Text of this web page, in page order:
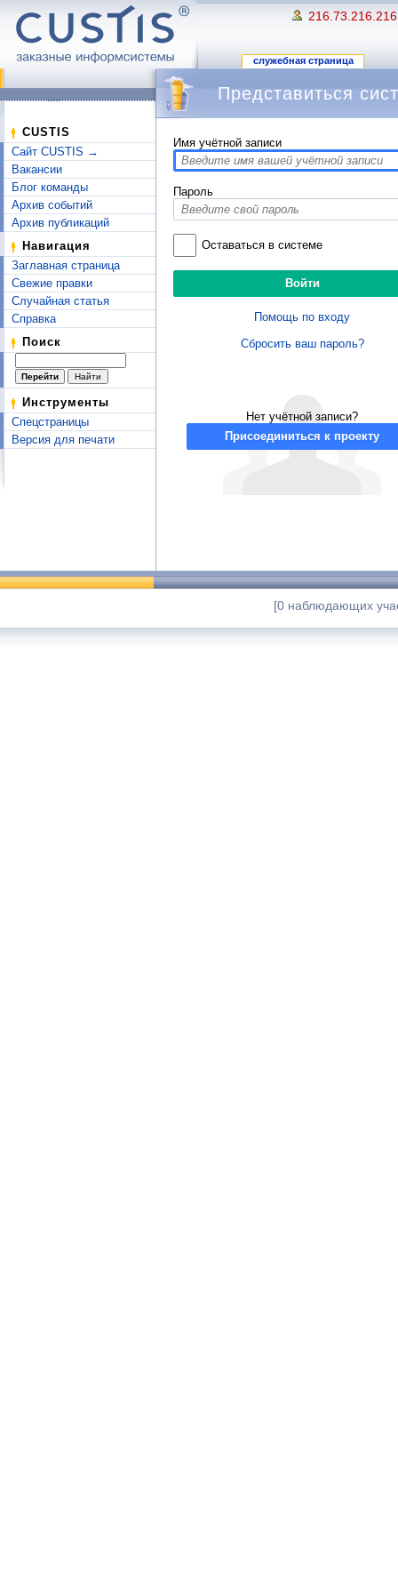
216.73.216.216
служебная страница
CUSTIS
Сайт CUSTIS →
Вакансии
Блог команды
Архив событий
Архив публикаций
Навигация
Заглавная страница
Свежие правки
Случайная статья
Справка
Поиск
Инструменты
Спецстраницы
Версия для печати
Представиться
Имя учётной записи
Пароль
Оставаться в системе
Помощь по входу
Сбросить ваш пароль?
Нет учётной записи?
Присоединиться к проекту
[0 наблюдающих